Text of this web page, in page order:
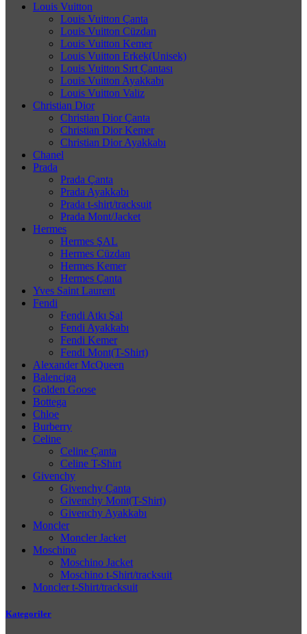
Louis Vuitton
Louis Vuitton Çanta
Louis Vuitton Cüzdan
Louis Vuitton Kemer
Louis Vuitton Erkek(Unisek)
Louis Vuitton Sırt Çantası
Louis Vuitton Ayakkabı
Louis Vuitton Valiz
Christian Dior
Christian Dior Çanta
Christian Dior Kemer
Christian Dior Ayakkabı
Chanel
Prada
Prada Çanta
Prada Ayakkabı
Prada t-shirt/tracksuit
Prada Mont/Jacket
Hermes
Hermes ŞAL
Hermes Cüzdan
Hermes Kemer
Hermes Çanta
Yves Saint Laurent
Fendi
Fendi Atkı Şal
Fendi Ayakkabı
Fendi Kemer
Fendi Mont(T-Shirt)
Alexander McQueen
Balenciga
Golden Goose
Bottega
Chloe
Burberry
Celine
Celine Çanta
Celine T-Shirt
Givenchy
Givenchy Çanta
Givenchy Mont(T-Shirt)
Givenchy Ayakkabı
Moncler
Moncler Jacket
Moschino
Moschino Jacket
Moschino t-Shirt/tracksuit
Moncler t-Shirt/tracksuit
Kategoriler